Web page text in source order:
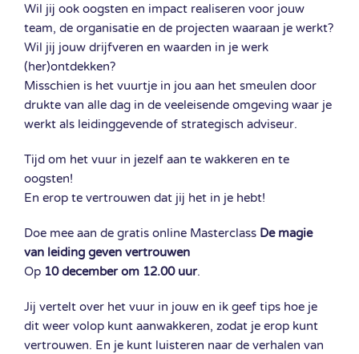
Wil jij ook oogsten en impact realiseren voor jouw
team, de organisatie en de projecten waaraan je werkt?
Wil jij jouw drijfveren en waarden in je werk
(her)ontdekken?
Misschien is het vuurtje in jou aan het smeulen door
drukte van alle dag in de veeleisende omgeving waar je
werkt als leidinggevende of strategisch adviseur.
Tijd om het vuur in jezelf aan te wakkeren en te
oogsten!
En erop te vertrouwen dat jij het in je hebt!
Doe mee aan de gratis online Masterclass De magie
van leiding geven vertrouwen
Op 10 december om 12.00 uur.
Jij vertelt over het vuur in jouw en ik geef tips hoe je
dit weer volop kunt aanwakkeren, zodat je erop kunt
vertrouwen. En je kunt luisteren naar de verhalen van